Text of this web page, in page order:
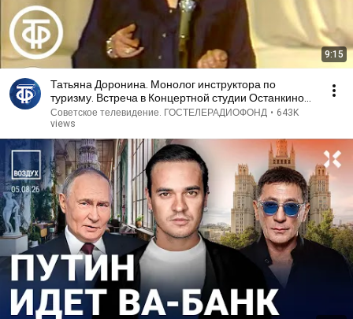
9:15
Татьяна Доронина. Монолог инструктора по
туризму. Встреча в Концертной студии Останкино
(1982)
Советское телевидение. ГОСТЕЛЕРАДИОФОНД • 643K
views